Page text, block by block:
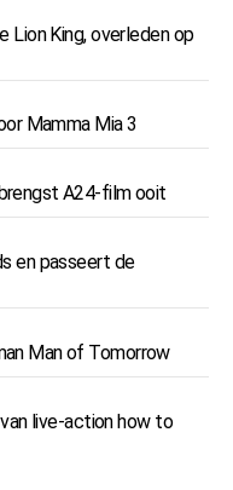
Lion King, overleden op
Mamma Mia 3
A24-film ooit
en passeert de
Man of Tomorrow
live-action how to